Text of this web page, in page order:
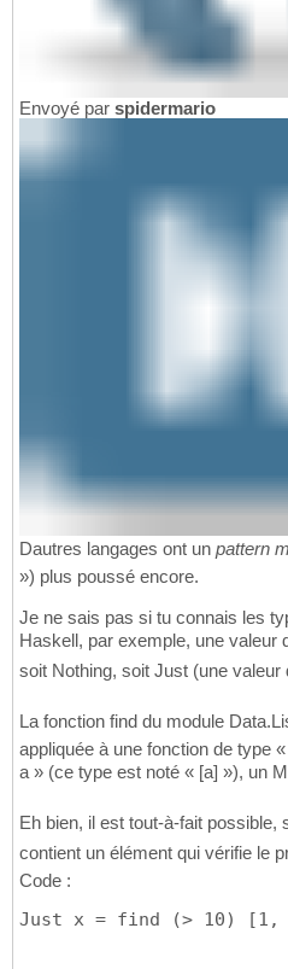
Envoyé par spidermario
Dautres langages ont un pattern
») plus poussé encore.
Je ne sais pas si tu connais les
Haskell, par exemple, une valeur
soit Nothing, soit Just (une valeur
La fonction find du module
appliquée à une fonction de type
a » (ce type est noté « [a] »), un
Eh bien, il est tout-à-fait possible,
contient un élément qui vérifie le
Code :
Just x = find (> 10) [1,